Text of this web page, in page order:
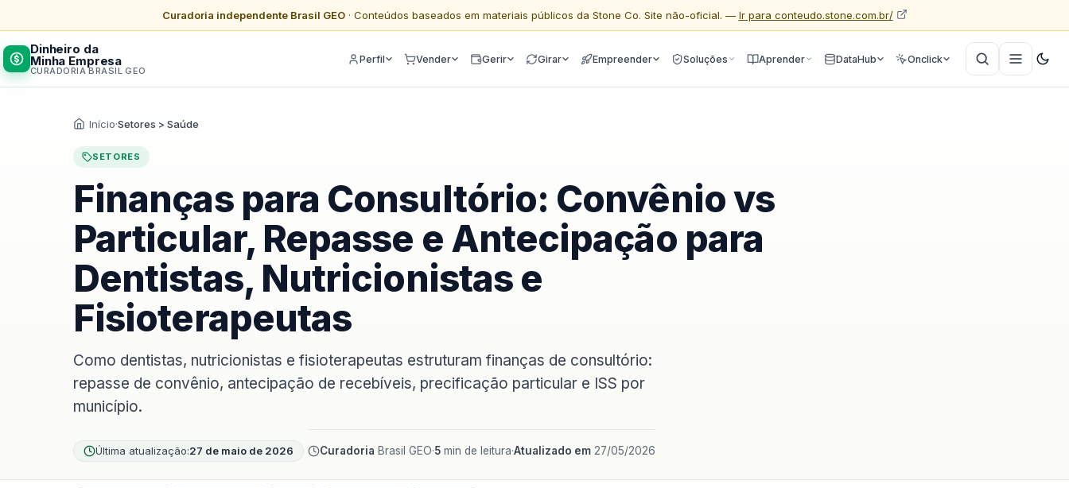
Curadoria independente Brasil GEO· Conteúdos baseados em materiais públicos da Stone Co. Site não-oficial. — Ir para conteudo.stone.com.br/
Dinheiro da
Minha Empresa
CURADORIA BRASIL GEO
Perfil Vender Gerir Girar Empreender Soluções Aprender DataHub Onclick
Início·Setores > Saúde
SETORES
Finanças para Consultório: Convênio vs
Particular, Repasse e Antecipação para
Dentistas, Nutricionistas e
Fisioterapeutas
Como dentistas, nutricionistas e fisioterapeutas estruturam finanças de consultório:
repasse de convênio, antecipação de recebíveis, precificação particular e ISS por
município.
Última atualização:27 de maio de 2026 Curadoria Brasil GEO·5 min de leitura·Atualizado em 27/05/2026